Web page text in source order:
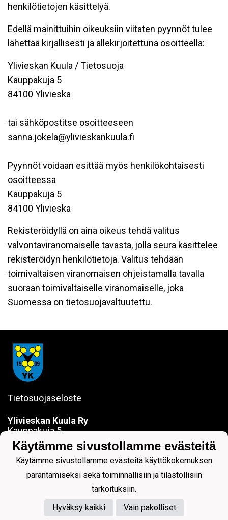
henkilötietojen käsittelyä.
Edellä mainittuihin oikeuksiin viitaten pyynnöt tulee
lähettää kirjallisesti ja allekirjoitettuna osoitteella:
Ylivieskan Kuula / Tietosuoja
Kauppakuja 5
84100 Ylivieska
tai sähköpostitse osoitteeseen
sanna.jokela@ylivieskankuula.fi
Pyynnöt voidaan esittää myös henkilökohtaisesti
osoitteessa
Kauppakuja 5
84100 Ylivieska
Rekisteröidyllä on aina oikeus tehdä valitus
valvontaviranomaiselle tavasta, jolla seura käsittelee
rekisteröidyn henkilötietoja. Valitus tehdään
toimivaltaisen viranomaisen ohjeistamalla tavalla
suoraan toimivaltaiselle viranomaiselle, joka
Suomessa on tietosuojavaltuutettu.
Tietosuojaseloste
Ylivieskan Kuula Ry
Kauppakuja 5
84100 YLIVIESKA
sanna.jokela@ylivieskankuula.fi
0442354684
Y-tunnus: 0190563-7
Käytämme sivustollamme evästeitä
Käytämme sivustollamme evästeitä käyttökokemuksen
parantamiseksi sekä toiminnallisiin ja tilastollisiin
tarkoituksiin.
Hyväksy kaikki
Vain pakolliset